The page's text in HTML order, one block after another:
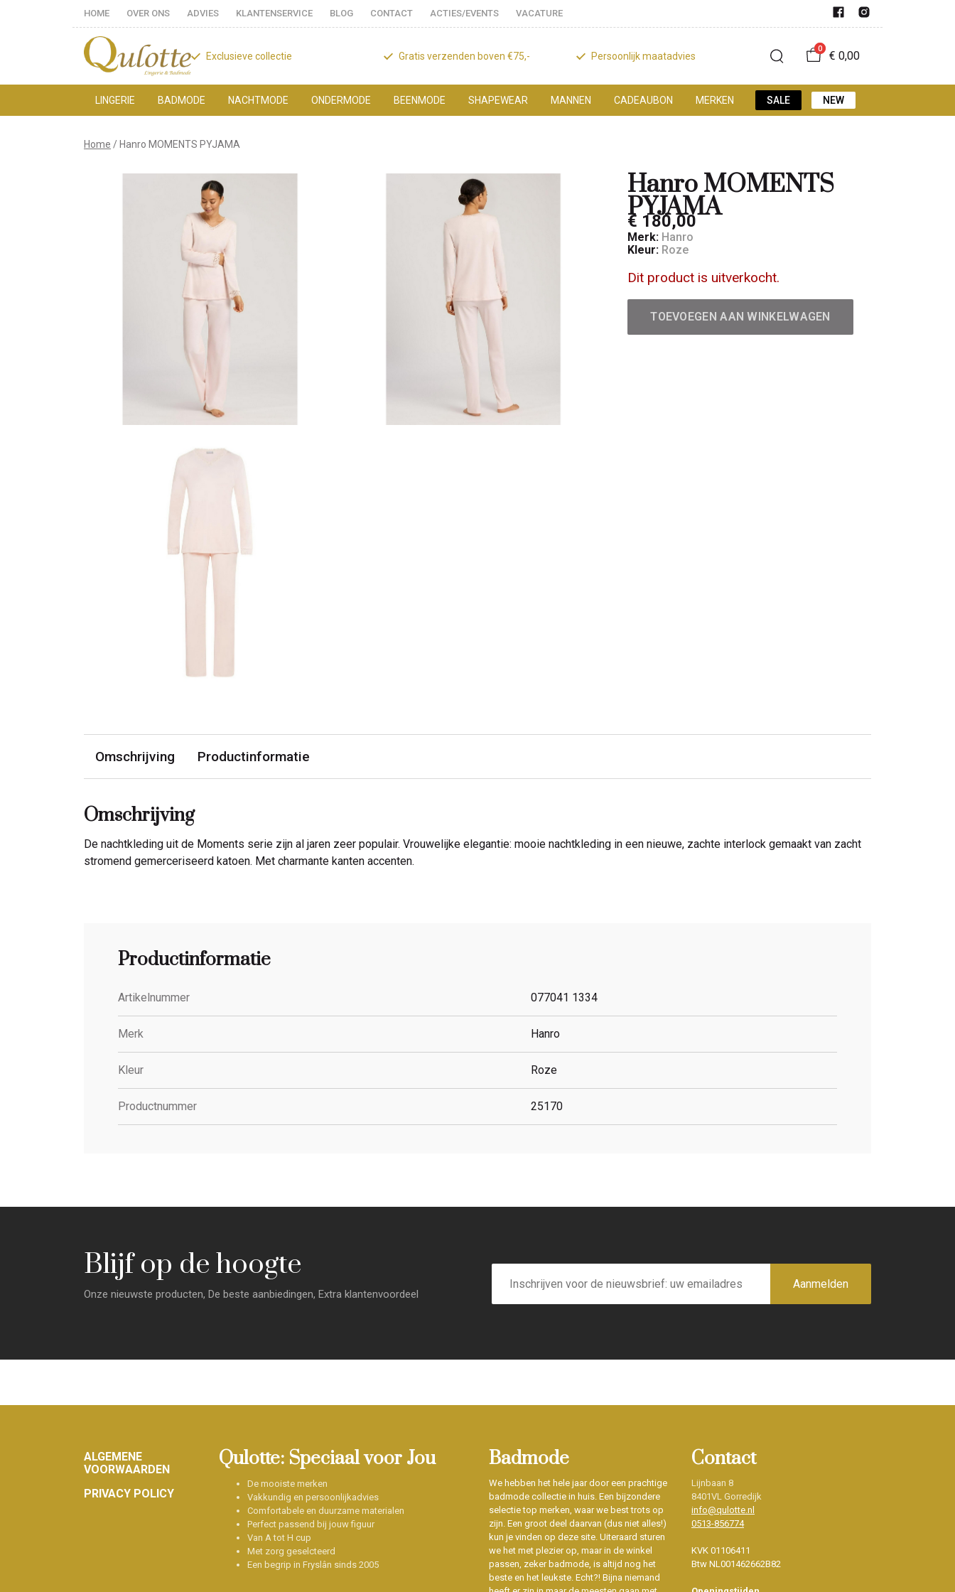
HOME OVER ONS ADVIES KLANTENSERVICE BLOG CONTACT ACTIES/EVENTS VACATURE
Exclusieve collectie Gratis verzenden boven €75,- Persoonlijk maatadvies
0
€ 0,00
LINGERIE BADMODE NACHTMODE ONDERMODE BEENMODE SHAPEWEAR MANNEN CADEAUBON MERKEN SALE NEW
Hanro
MOMENTS
Home Hanro MOMENTS PYJAMA
Hanro MOMENTS
PYJAMA
€ 180,00
Merk: Hanro
Kleur: Roze
Dit product is uitverkocht.
TOEVOEGEN AAN WINKELWAGEN
Omschrijving Productinformatie
Omschrijving
De nachtkleding uit de Moments serie zijn al jaren zeer populair. Vrouwelijke elegantie: mooie nachtkleding in een nieuwe, zachte interlock gemaakt van zacht
stromend gemerceriseerd katoen. Met charmante kanten accenten.
Productinformatie
Artikelnummer 077041 1334
Merk Hanro
Kleur Roze
Productnummer 25170
Blijf op de hoogte
Onze nieuwste producten, De beste aanbiedingen, Extra klantenvoordeel
E-
mailadres
Aanmelden
Footer
ALGEMENE
VOORWAARDEN
PRIVACY POLICY
Qulotte: Speciaal voor Jou
De mooiste merken
Vakkundig en persoonlijkadvies
Comfortabele en duurzame materialen
Perfect passend bij jouw figuur
Van A tot H cup
Met zorg geselcteerd
Een begrip in Fryslân sinds 2005
Badmode
We hebben het hele jaar door een prachtige
badmode collectie in huis. Een bijzondere
selectie top merken, waar we best trots op
zijn. Een groot deel daarvan (dus niet alles!)
kun je vinden op deze site. Uiteraard sturen
we het met plezier op, maar in de winkel
passen, zeker badmode, is altijd nog het
beste en het leukste. Echt?! Bijna niemand
Contact
Lijnbaan 8
8401VL Gorredijk
info@qulotte.nl
0513-856774
KVK 01106411
Btw NL001462662B82